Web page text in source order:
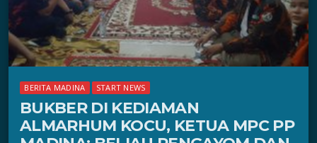
BERITA MADINA START NEWS
BUKBER DI KEDIAMAN
ALMARHUM KOCU, KETUA MPC PP